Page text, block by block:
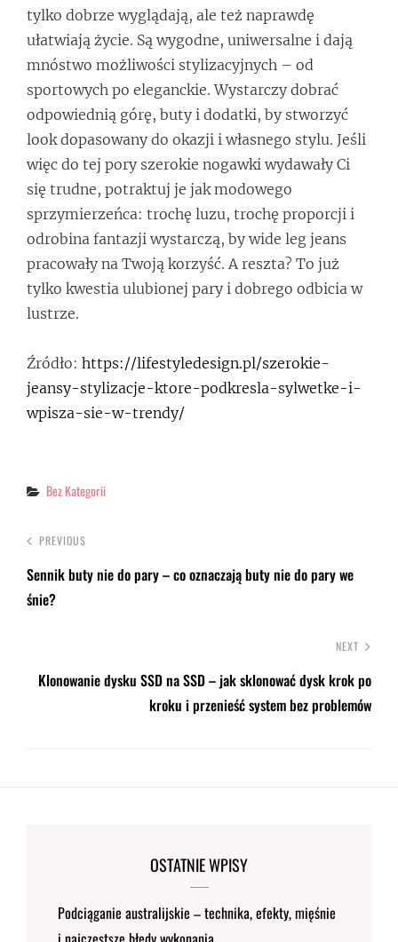
tylko dobrze wyglądają, ale też naprawdę
ułatwiają życie. Są wygodne, uniwersalne i dają
mnóstwo możliwości stylizacyjnych – od
sportowych po eleganckie. Wystarczy dobrać
odpowiednią górę, buty i dodatki, by stworzyć
look dopasowany do okazji i własnego stylu. Jeśli
więc do tej pory szerokie nogawki wydawały Ci
się trudne, potraktuj je jak modowego
sprzymierzeńca: trochę luzu, trochę proporcji i
odrobina fantazji wystarczą, by wide leg jeans
pracowały na Twoją korzyść. A reszta? To już
tylko kwestia ulubionej pary i dobrego odbicia w
lustrze.
Źródło: https://lifestyledesign.pl/szerokie-
jeansy-stylizacje-ktore-podkresla-sylwetke-i-
wpisza-sie-w-trendy/
Categories
Bez Kategorii
PREVIOUS
Sennik buty nie do pary – co oznaczają buty nie do pary we
śnie?
NEXT
Klonowanie dysku SSD na SSD – jak sklonować dysk krok po
kroku i przenieść system bez problemów
OSTATNIE WPISY
Podciąganie australijskie – technika, efekty, mięśnie